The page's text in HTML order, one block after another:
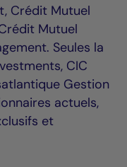
Crédit Mutuel
Mutuel
Seules la
CIC
Gestion
actuels,
et